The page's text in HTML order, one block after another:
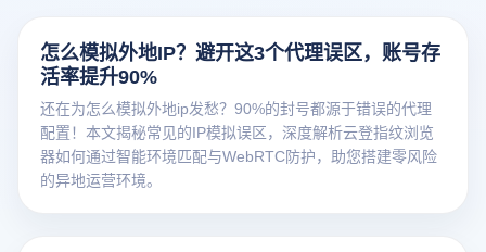
怎么模拟外地IP？避开这3个代理误区，账号存
活率提升90%
还在为怎么模拟外地ip发愁？90%的封号都源于错误的代理
配置！本文揭秘常见的IP模拟误区，深度解析云登指纹浏览
器如何通过智能环境匹配与WebRTC防护，助您搭建零风险
的异地运营环境。